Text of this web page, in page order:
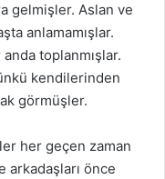
gelmişler. Aslan ve
anlamamışlar.
toplanmışlar.
kendilerinden
görmüşler.
her geçen zaman
arkadaşları önce